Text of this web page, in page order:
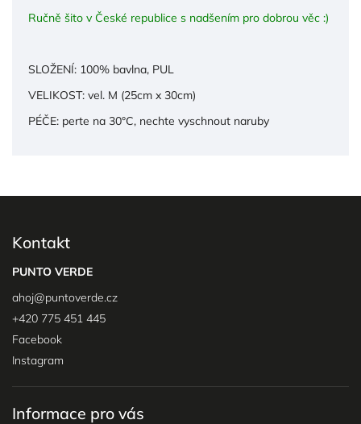
Ručně šito v České republice s nadšením pro dobrou věc :)
SLOŽENÍ: 100% bavlna, PUL
VELIKOST: vel. M (25cm x 30cm)
PÉČE: perte na 30°C, nechte vyschnout naruby
Kontakt
PUNTO VERDE
ahoj@puntoverde.cz
+420 775 451 445
Facebook
Instagram
Informace pro vás